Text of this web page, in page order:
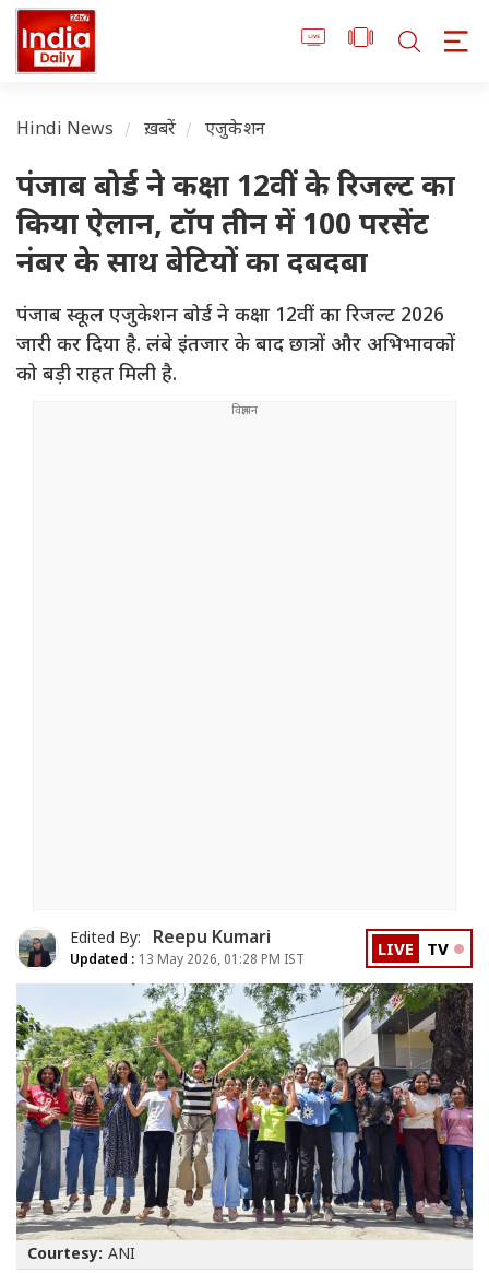
Hindi News ख़बरें एजुकेशन
पंजाब बोर्ड ने कक्षा 12वीं के रिजल्ट का
किया ऐलान, टॉप तीन में 100 परसेंट
नंबर के साथ बेटियों का दबदबा
पंजाब स्कूल एजुकेशन बोर्ड ने कक्षा 12वीं का रिजल्ट 2026
जारी कर दिया है. लंबे इंतजार के बाद छात्रों और अभिभावकों
को बड़ी राहत मिली है.
Edited By: Reepu Kumari
Updated : 13 May 2026, 01:28 PM IST LIVE TV
Courtesy: ANI